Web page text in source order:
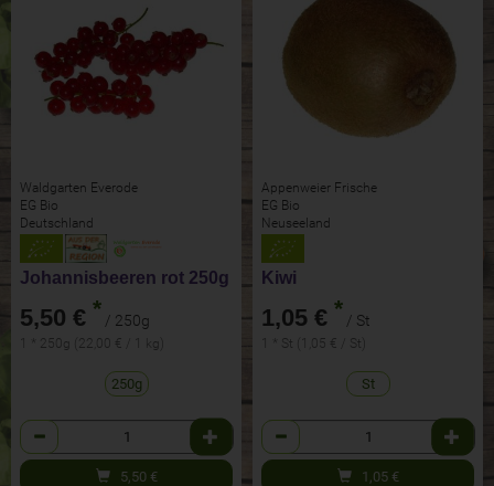
Waldgarten Everode
EG Bio
Deutschland
Johannisbeeren rot 250g
5,50 € * / 250g
1 * 250g (22,00 € / 1 kg)
250g
Anzahl
5,50 €
Appenweier Frische
EG Bio
Neuseeland
Kiwi
1,05 € * / St
1 * St (1,05 € / St)
St
Anzahl
1,05 €